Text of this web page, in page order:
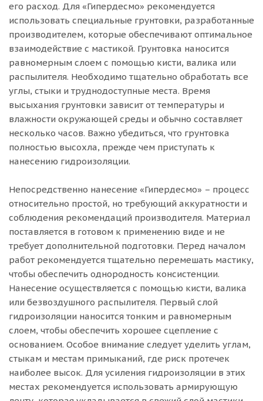
его расход. Для «Гипердесмо» рекомендуется
использовать специальные грунтовки, разработанные
производителем, которые обеспечивают оптимальное
взаимодействие с мастикой. Грунтовка наносится
равномерным слоем с помощью кисти, валика или
распылителя. Необходимо тщательно обработать все
углы, стыки и труднодоступные места. Время
высыхания грунтовки зависит от температуры и
влажности окружающей среды и обычно составляет
несколько часов. Важно убедиться, что грунтовка
полностью высохла, прежде чем приступать к
нанесению гидроизоляции.
Непосредственно нанесение «Гипердесмо» – процесс
относительно простой, но требующий аккуратности и
соблюдения рекомендаций производителя. Материал
поставляется в готовом к применению виде и не
требует дополнительной подготовки. Перед началом
работ рекомендуется тщательно перемешать мастику,
чтобы обеспечить однородность консистенции.
Нанесение осуществляется с помощью кисти, валика
или безвоздушного распылителя. Первый слой
гидроизоляции наносится тонким и равномерным
слоем, чтобы обеспечить хорошее сцепление с
основанием. Особое внимание следует уделить углам,
стыкам и местам примыканий, где риск протечек
наиболее высок. Для усиления гидроизоляции в этих
местах рекомендуется использовать армирующую